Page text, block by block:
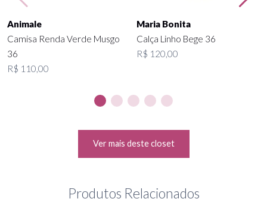
Animale
Camisa Renda Verde Musgo
36
R$ 110,00
Maria Bonita
Calça Linho Bege 36
R$ 120,00
Ver mais deste closet
Produtos Relacionados